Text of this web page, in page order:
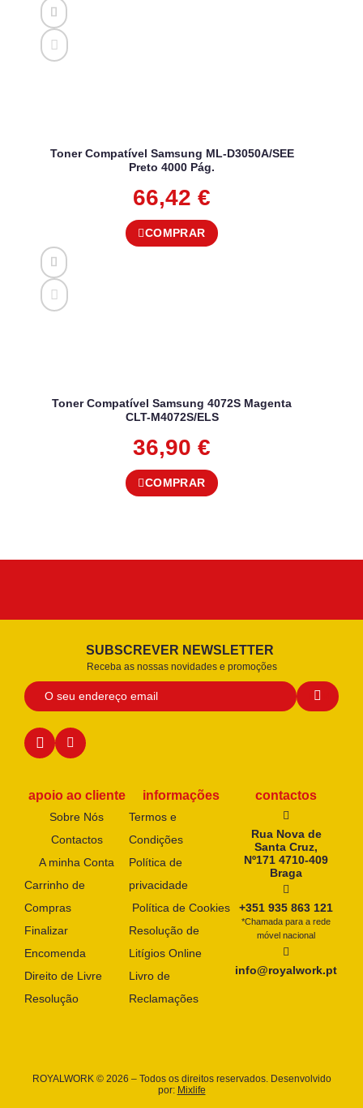
Toner Compatível Samsung ML-D3050A/SEE
Preto 4000 Pág.
66,42 €
COMPRAR
Toner Compatível Samsung 4072S Magenta
CLT-M4072S/ELS
36,90 €
COMPRAR
SUBSCREVER NEWSLETTER
Receba as nossas novidades e promoções
apoio ao cliente
Sobre Nós
Contactos
A minha Conta
Carrinho de
Compras
Finalizar
Encomenda
Direito de Livre
Resolução
informações
Termos e
Condições
Política de
privacidade
Política de Cookies
Resolução de
Litígios Online
Livro de
Reclamações
contactos
Rua Nova de
Santa Cruz,
Nº171 4710-409
Braga
+351 935 863 121
*Chamada para a rede
móvel nacional
info@royalwork.pt
ROYALWORK © 2026 – Todos os direitos reservados. Desenvolvido
por: Mixlife